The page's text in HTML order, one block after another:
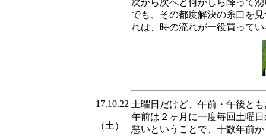
次から次へと何かしら降って
でも、その都度解決の糸口を
れは、時の流れが一役買って
17.10.22
（土）
土曜日だけど、午前・午後と
午前は２ヶ月に一度毎回土曜
悪いということで、十数年前